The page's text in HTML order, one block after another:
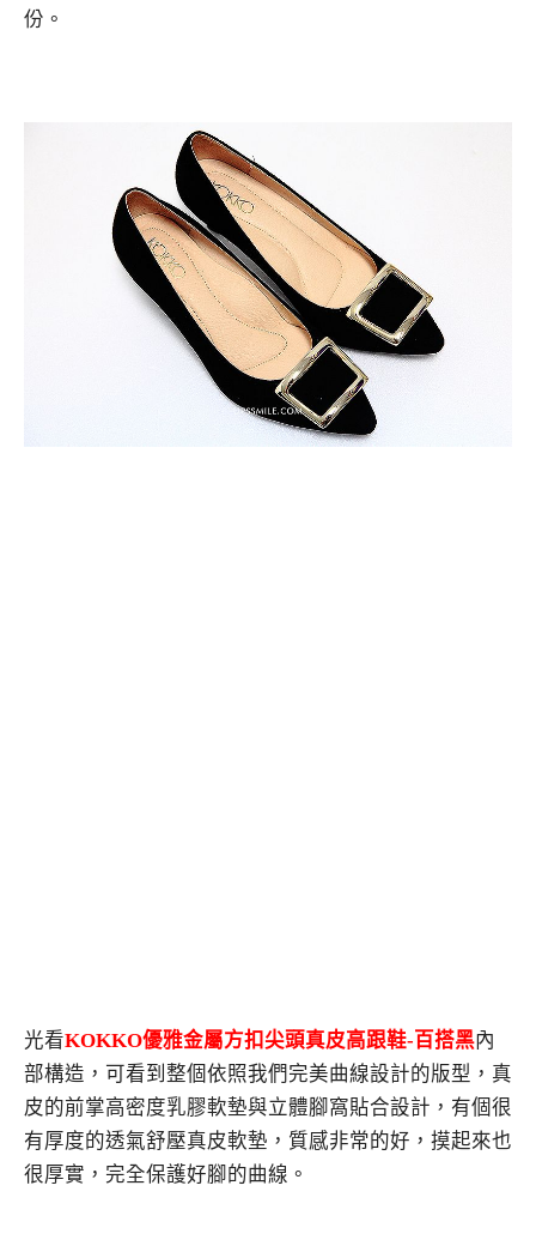
份。
光看KOKKO優雅金屬方扣尖頭真皮高跟鞋-百搭黑內
部構造，可看到整個依照我們完美曲線設計的版型，真
皮的前掌高密度乳膠軟墊與立體腳窩貼合設計，有個很
有厚度的透氣舒壓真皮軟墊，質感非常的好，摸起來也
很厚實，完全保護好腳的曲線。